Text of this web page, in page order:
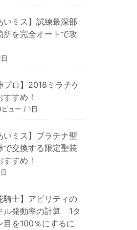
いミス】試練最深部
所を完全オートで攻
プロ】2018ミラチケ
すすめ！
ュー / 1日
いミス】プラチナ聖
で交換する限定聖装
すすめ！
騎士】アビリティの
ル発動率の計算 1タ
目を100％にするに